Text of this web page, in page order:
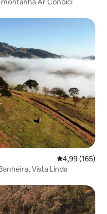
hóspedes
4,99 de uma
4,99 (165)
Vista Linda
hóspedes